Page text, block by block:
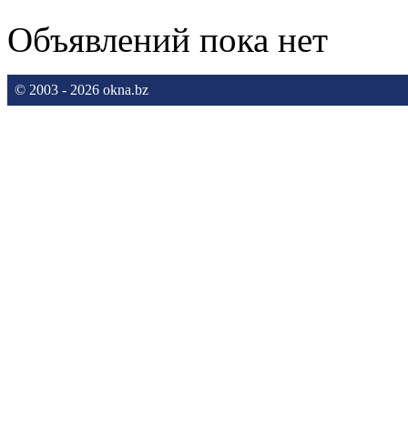
Объявлений пока нет
© 2003 - 2026 okna.bz